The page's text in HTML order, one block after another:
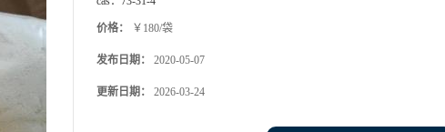
价格： ￥180/袋
发布日期： 2020-05-07
更新日期： 2026-03-24